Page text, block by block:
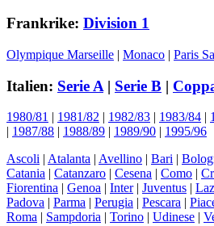
Frankrike: Division 1
Olympique Marseille | Monaco | Paris
Italien: Serie A | Serie B |
1980/81 | 1981/82 | 1982/83 | 1983/84 |
| 1987/88 | 1988/89 | 1989/90 | 1995/96
Ascoli | Atalanta | Avellino | Bari |
Catania | Catanzaro | Cesena | Como |
Fiorentina | Genoa | Inter| Juventus |
Padova | Parma | Perugia | Pescara |
Roma | Sampdoria | Torino | Udinese |